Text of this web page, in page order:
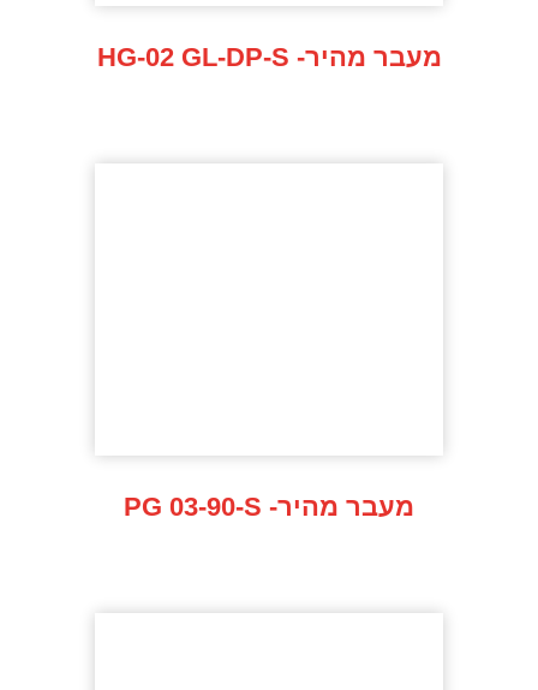
HG-02 GL-DP-S -מעבר מהיר
PG 03-90-S -מעבר מהיר